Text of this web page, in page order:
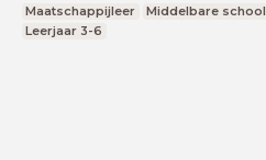
Maatschappijleer Middelbare school
Leerjaar 3-6